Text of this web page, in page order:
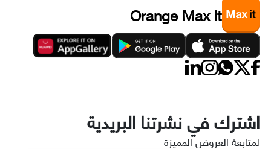
Orange Max it
اشترك في نشرتنا البريدية
لمتابعة العروض المميزة